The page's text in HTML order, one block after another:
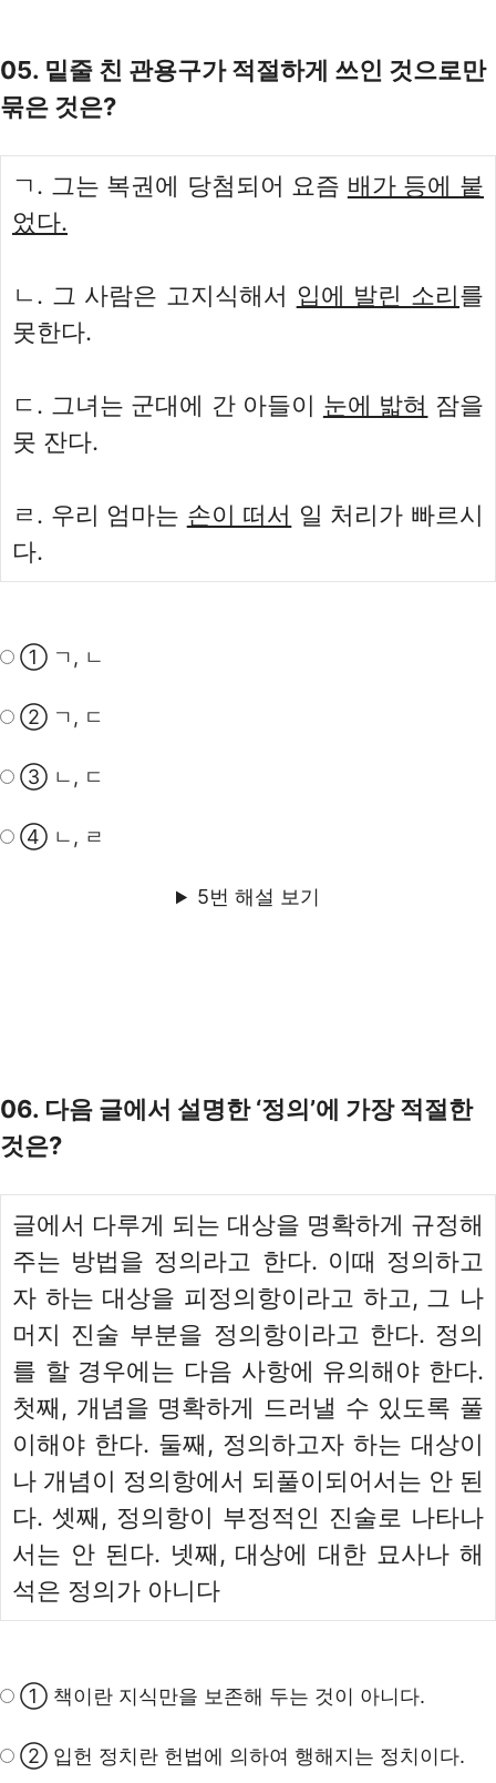
05. 밑줄 친 관용구가 적절하게 쓰인 것으로만
묶은 것은?
ㄱ. 그는 복권에 당첨되어 요즘 배가 등에 붙
었다.
ㄴ. 그 사람은 고지식해서 입에 발린 소리를
못한다.
ㄷ. 그녀는 군대에 간 아들이 눈에 밟혀 잠을
못 잔다.
ㄹ. 우리 엄마는 손이 떠서 일 처리가 빠르시
다.
① ㄱ, ㄴ
② ㄱ, ㄷ
③ ㄴ, ㄷ
④ ㄴ, ㄹ
5번 해설 보기
06. 다음 글에서 설명한 ‘정의’에 가장 적절한
것은?
글에서 다루게 되는 대상을 명확하게 규정해
주는 방법을 정의라고 한다. 이때 정의하고
자 하는 대상을 피정의항이라고 하고, 그 나
머지 진술 부분을 정의항이라고 한다. 정의
를 할 경우에는 다음 사항에 유의해야 한다.
첫째, 개념을 명확하게 드러낼 수 있도록 풀
이해야 한다. 둘째, 정의하고자 하는 대상이
나 개념이 정의항에서 되풀이되어서는 안 된
다. 셋째, 정의항이 부정적인 진술로 나타나
서는 안 된다. 넷째, 대상에 대한 묘사나 해
석은 정의가 아니다
① 책이란 지식만을 보존해 두는 것이 아니다.
② 입헌 정치란 헌법에 의하여 행해지는 정치이다.